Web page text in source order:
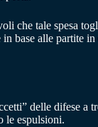
che tale spesa
base alle partite in
delle difese
le espulsioni.